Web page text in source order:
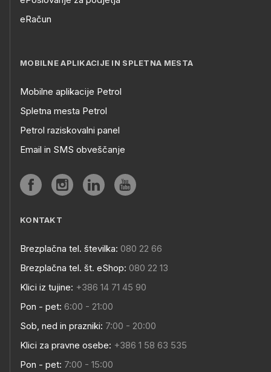
eRačun
MOBILNE APLIKACIJE IN SPLETNA MESTA
Mobilne aplikacije Petrol
Spletna mesta Petrol
Petrol raziskovalni panel
Email in SMS obveščanje
KONTAKT
Brezplačna tel. številka: 080 22 66
Brezplačna tel. št. eShop: 080 22 13
Klici iz tujine: +386 14 71 45 90
Pon - pet: 6:00 - 21:00
Sob, ned in prazniki: 7:00 - 20:00
Klici za pravne osebe: +386 1 58 63 535
Pon - pet: 7:00 - 15:00